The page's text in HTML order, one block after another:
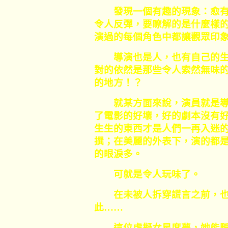
發現一個有趣的現象：愈有
令人反彈，要瞭解的是什麼樣
演過的每個角色中都讓觀眾印
導演也是人，也有自己的生
對的依然是那些令人索然無味
的地方！？
就某方面來說，演員就是導
了電影的好壞，好的劇本沒有
生生的東西才是人們一再入迷
撰；在美麗的外表下，演的都
的眼淚多。
可就是令人玩味了。
在未被人拆穿謊言之前，也
此……